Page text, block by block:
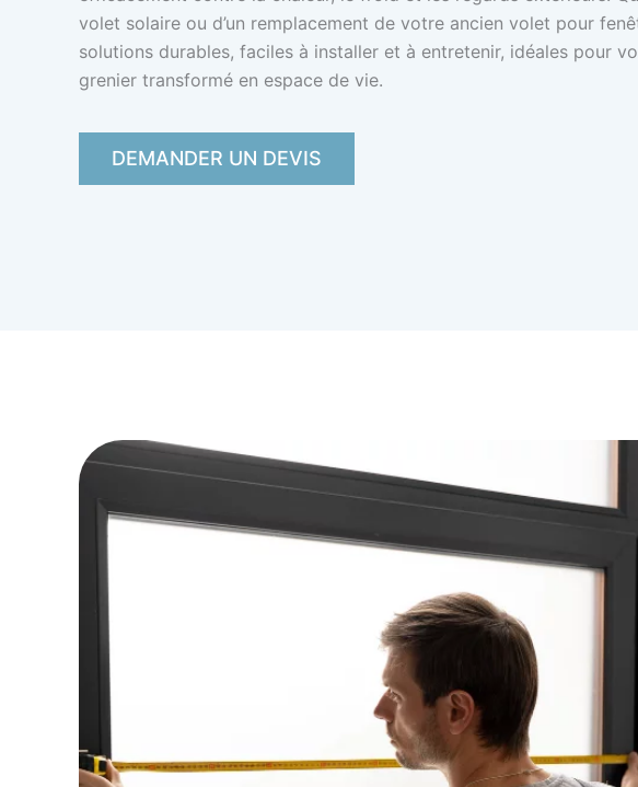
volet solaire ou d’un remplacement de votre ancien volet pour
solutions durables, faciles à installer et à entretenir, idéales pour
grenier transformé en espace de vie.
DEMANDER UN DEVIS